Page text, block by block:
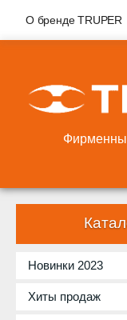
О бренде TRUPER
Новинки 2023
Хиты продаж